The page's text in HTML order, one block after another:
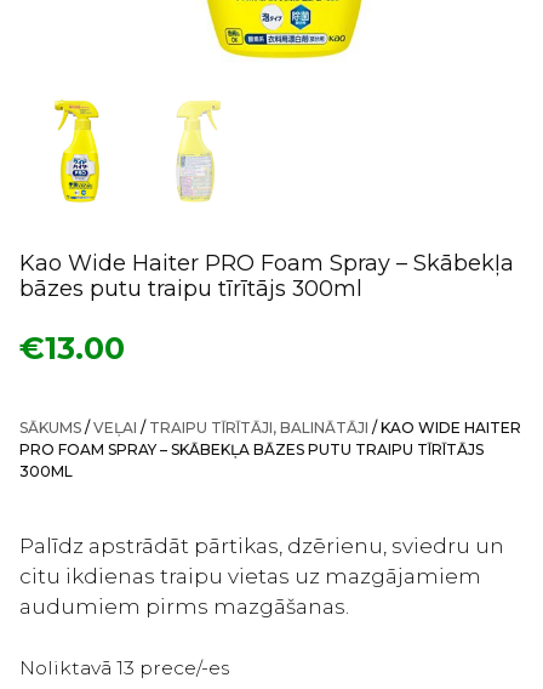
Kao Wide Haiter PRO Foam Spray – Skābekļa
bāzes putu traipu tīrītājs 300ml
€13.00
SĀKUMS / VEĻAI / TRAIPU TĪRĪTĀJI, BALINĀTĀJI / KAO WIDE HAITER
PRO FOAM SPRAY – SKĀBEKĻA BĀZES PUTU TRAIPU TĪRĪTĀJS
300ML
Palīdz apstrādāt pārtikas, dzērienu, sviedru un
citu ikdienas traipu vietas uz mazgājamiem
audumiem pirms mazgāšanas.
Noliktavā 13 prece/-es